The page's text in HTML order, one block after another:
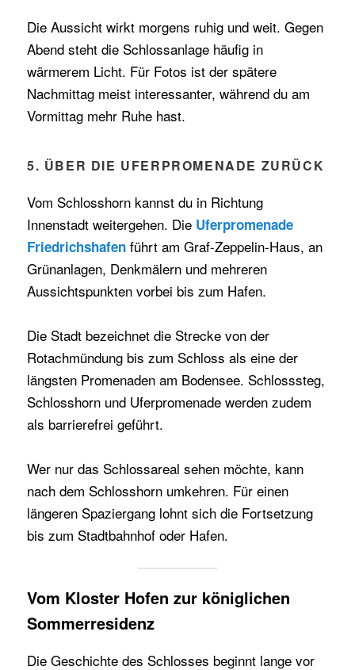
Die Aussicht wirkt morgens ruhig und weit. Gegen
Abend steht die Schlossanlage häufig in
wärmerem Licht. Für Fotos ist der spätere
Nachmittag meist interessanter, während du am
Vormittag mehr Ruhe hast.
5. ÜBER DIE UFERPROMENADE ZURÜCK
Vom Schlosshorn kannst du in Richtung
Innenstadt weitergehen. Die Uferpromenade
Friedrichshafen führt am Graf-Zeppelin-Haus, an
Grünanlagen, Denkmälern und mehreren
Aussichtspunkten vorbei bis zum Hafen.
Die Stadt bezeichnet die Strecke von der
Rotachmündung bis zum Schloss als eine der
längsten Promenaden am Bodensee. Schlosssteg,
Schlosshorn und Uferpromenade werden zudem
als barrierefrei geführt.
Wer nur das Schlossareal sehen möchte, kann
nach dem Schlosshorn umkehren. Für einen
längeren Spaziergang lohnt sich die Fortsetzung
bis zum Stadtbahnhof oder Hafen.
Vom Kloster Hofen zur königlichen
Sommerresidenz
Die Geschichte des Schlosses beginnt lange vor